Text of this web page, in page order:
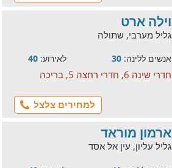
וילה ארט
גליל מערבי, שתולה
אנשים ללינה: 30 לאירוע: 40
חדרי שינה 6, חדרי רחצה 5, בריכה
למחירים צלצל
ארמון מוראד
גליל עליון, עין אל אסד